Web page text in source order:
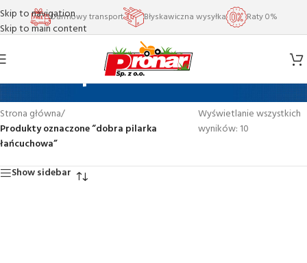
Skip to navigation
Skip to main content
Darmowy transport Błyskawiczna wysyłka Raty 0%
dobra pilarka łańcuchowa
Strona główna/
Produkty oznaczone “dobra pilarka
łańcuchowa”
Wyświetlanie wszystkich
wyników: 10
Show sidebar